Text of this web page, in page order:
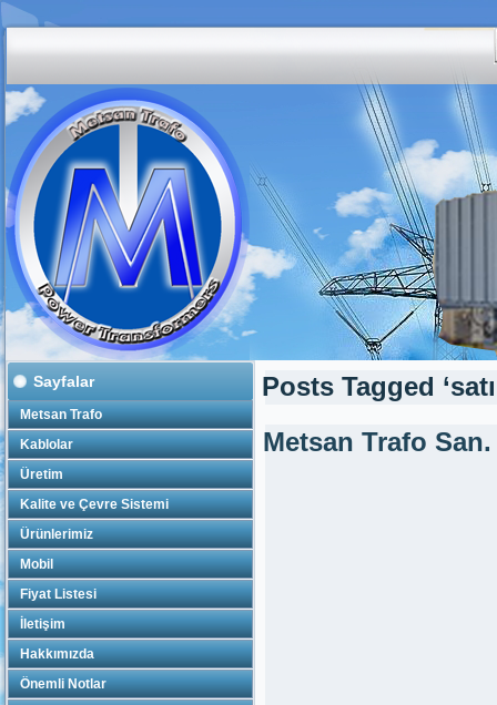
Sayfalar
Metsan Trafo
Kablolar
Üretim
Kalite ve Çevre Sistemi
Ürünlerimiz
Mobil
Fiyat Listesi
İletişim
Hakkımızda
Önemli Notlar
Posts Tagged
Metsan Trafo